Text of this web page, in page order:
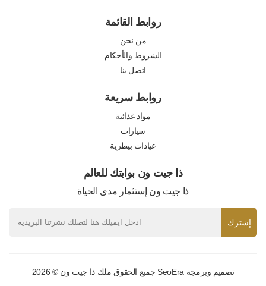
روابط القائمة
من نحن
الشروط والأحكام
اتصل بنا
روابط سريعة
مواد غذائية
سيارات
عيادات بيطرية
ذا جيت ون بوابتك للعالم
ذا جيت ون إستثمار مدى الحياة
إشترك
جميع الحقوق ملك ذا جيت ون © 2026SeoEra تصميم وبرمجة